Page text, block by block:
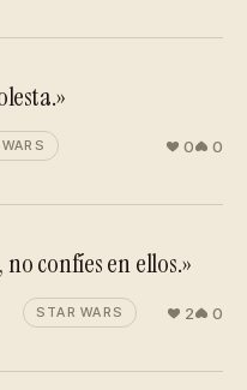
0 0
confíes en ellos.»
STAR WARS 2 0